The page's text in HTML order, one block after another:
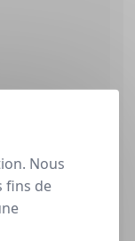
Nous
fins de